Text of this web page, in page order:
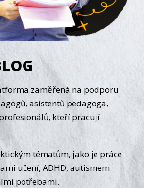
zaměřená na podporu
asistentů pedagoga,
kteří pracují
tématům, jako je práce
učení, ADHD, autismem
potřebami.